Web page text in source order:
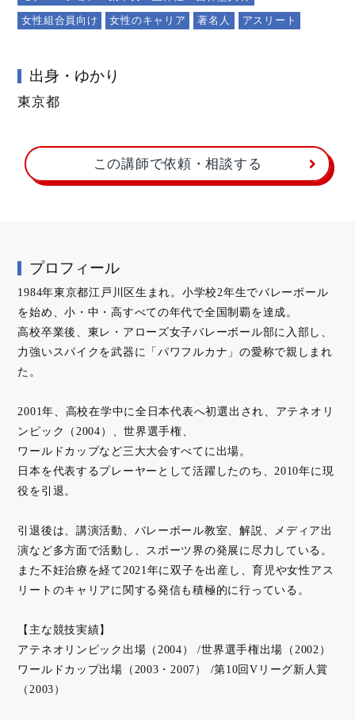
女性組合員向け
女性のキャリア 著名人 アスリート
出身・ゆかり
東京都
この講師で依頼・相談する
プロフィール
1984年東京都江戸川区生まれ。小学校2年生でバレーボール
を始め、小・中・高すべての年代で全国制覇を達成。
高校卒業後、東レ・アローズ女子バレーボール部に入部し、
力強いスパイクを武器に「パワフルカナ」の愛称で親しまれ
た。
2001年、高校在学中に全日本代表へ初選出され、アテネオリ
ンピック（2004）、世界選手権、
ワールドカップなど三大大会すべてに出場。
日本を代表するプレーヤーとして活躍したのち、2010年に現
役を引退。
引退後は、講演活動、バレーボール教室、解説、メディア出
演など多方面で活動し、スポーツ界の発展に尽力している。
また不妊治療を経て2021年に双子を出産し、育児や女性アス
リートのキャリアに関する発信も積極的に行っている。
【主な競技実績】
アテネオリンピック出場（2004） /世界選手権出場（2002）
ワールドカップ出場（2003・2007） /第10回Vリーグ新人賞
（2003）